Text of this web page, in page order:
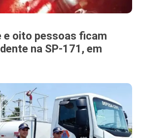
e oito pessoas ficam
na SP-171, em